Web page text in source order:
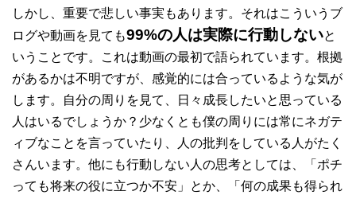
しかし、重要で悲しい事実もあります。それはこういうブ
ログや動画を見ても99%の人は実際に行動しないと
いうことです。これは動画の最初で語られています。根拠
があるかは不明ですが、感覚的には合っているような気が
します。自分の周りを見て、日々成長したいと思っている
人はいるでしょうか？少なくとも僕の周りには常にネガテ
ィブなことを言っていたり、人の批判をしている人がたく
さんいます。他にも行動しない人の思考としては、「ポチ
っても将来の役に立つか不安」とか、「何の成果も得られ